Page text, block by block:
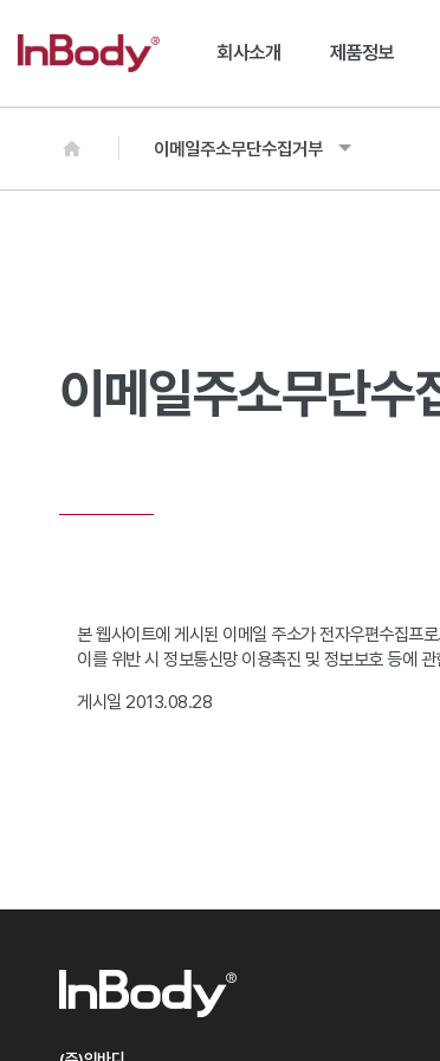
회사소개 제품정보
이메일주소무단수집거부
이메일주소무단수
본 웹사이트에 게시된 이메일 주소가 전자우편수집프
이를 위반 시 정보통신망 이용촉진 및 정보보호 등에
게시일 2013.08.28